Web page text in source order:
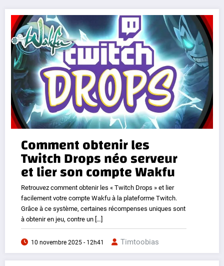
Comment obtenir les
Twitch Drops néo serveur
et lier son compte Wakfu
Retrouvez comment obtenir les « Twitch Drops » et lier
facilement votre compte Wakfu à la plateforme Twitch.
Grâce à ce système, certaines récompenses uniques sont
à obtenir en jeu, contre un […]
10 novembre 2025 - 12h41 Timtoobias